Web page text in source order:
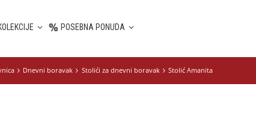
POSEBNA PONUDA
Dnevni boravak Stolići za dnevni boravak Stolić Amanita